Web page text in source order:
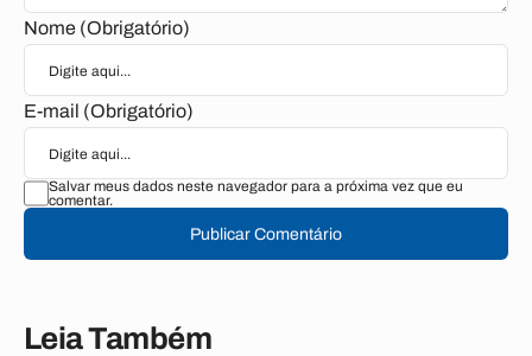
Nome (Obrigatório)
E-mail (Obrigatório)
Salvar meus dados neste navegador para a próxima vez que eu
comentar.
Publicar Comentário
Leia Também